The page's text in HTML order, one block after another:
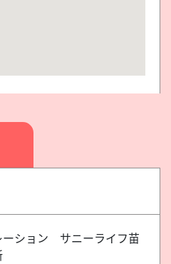
ション サニーライフ苗